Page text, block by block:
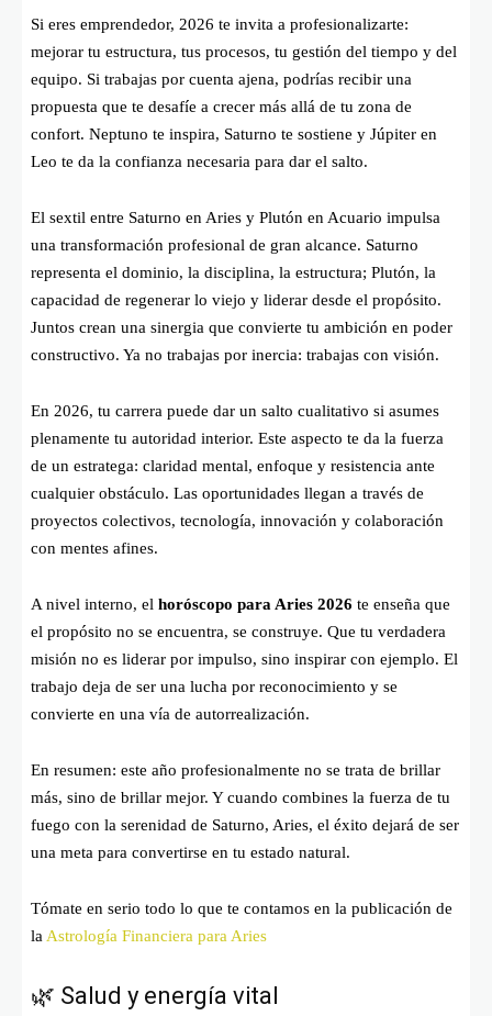
Si eres emprendedor, 2026 te invita a profesionalizarte:
mejorar tu estructura, tus procesos, tu gestión del tiempo y del
equipo. Si trabajas por cuenta ajena, podrías recibir una
propuesta que te desafíe a crecer más allá de tu zona de
confort. Neptuno te inspira, Saturno te sostiene y Júpiter en
Leo te da la confianza necesaria para dar el salto.
El sextil entre Saturno en Aries y Plutón en Acuario impulsa
una transformación profesional de gran alcance. Saturno
representa el dominio, la disciplina, la estructura; Plutón, la
capacidad de regenerar lo viejo y liderar desde el propósito.
Juntos crean una sinergia que convierte tu ambición en poder
constructivo. Ya no trabajas por inercia: trabajas con visión.
En 2026, tu carrera puede dar un salto cualitativo si asumes
plenamente tu autoridad interior. Este aspecto te da la fuerza
de un estratega: claridad mental, enfoque y resistencia ante
cualquier obstáculo. Las oportunidades llegan a través de
proyectos colectivos, tecnología, innovación y colaboración
con mentes afines.
A nivel interno, el horóscopo para Aries 2026 te enseña que
el propósito no se encuentra, se construye. Que tu verdadera
misión no es liderar por impulso, sino inspirar con ejemplo. El
trabajo deja de ser una lucha por reconocimiento y se
convierte en una vía de autorrealización.
En resumen: este año profesionalmente no se trata de brillar
más, sino de brillar mejor. Y cuando combines la fuerza de tu
fuego con la serenidad de Saturno, Aries, el éxito dejará de ser
una meta para convertirse en tu estado natural.
Tómate en serio todo lo que te contamos en la publicación de
la Astrología Financiera para Aries
🌿 Salud y energía vital